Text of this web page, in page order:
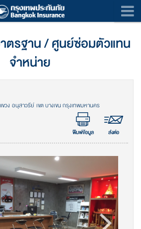
ตรฐาน / ศูนย์ซ่อมตัวแทน
จำหน่าย
วง อนุสาวรีย์ เขต บางเขน กรุงเทพมหานคร
พิมพ์ข้อมูล ส่งต่อ